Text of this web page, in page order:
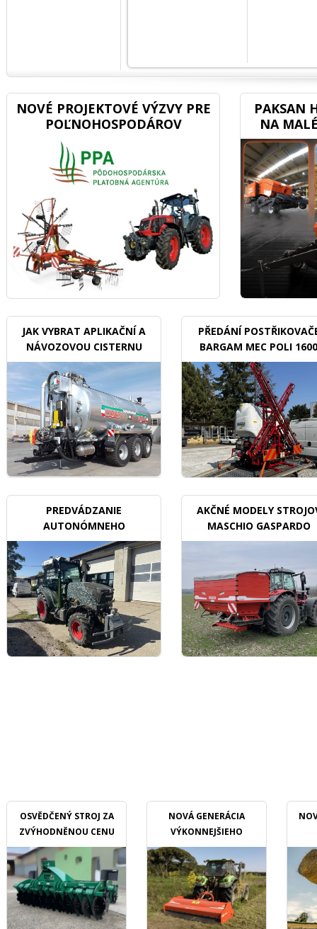
NOVÉ PROJEKTOVÉ VÝZVY PRE
POĽNOHOSPODÁROV
PAKSAN
NA
JAK VYBRAT APLIKAČNÍ A
NÁVOZOVOU CISTERNU
PŘEDÁNÍ
BARGAM MEC POLI 1600
BDX
PREDVÁDZANIE
AUTONÓMNEHO
TRAKTORU V SADOCH
AKČNÉ MODELY
MASCHIO GASPARDO
OSVĚDČENÝ STROJ ZA
ZVÝHODNĚNOU CENU
NOVÁ GENERÁCIA
VÝKONNEJŠIEHO
MULČOVAČU